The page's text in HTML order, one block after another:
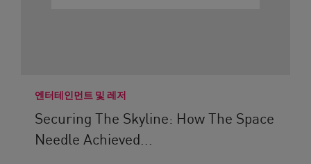
엔터테인먼트 및 레저
Securing The Skyline: How The Space
Needle Achieved...